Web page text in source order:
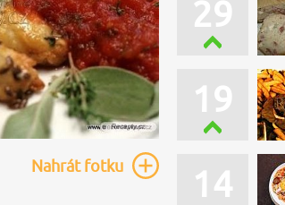
Nahrátfotku
29
14
19